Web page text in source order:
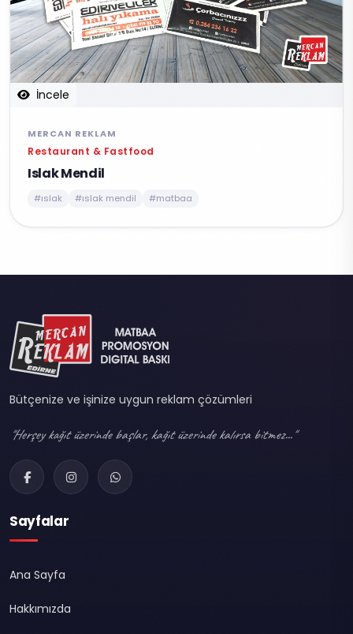
İncele
MERCAN REKLAM
Restaurant & Fastfood
Islak Mendil
#ıslak #ıslak mendil #matbaa
Bütçenize ve işinize uygun reklam çözümleri
"Herşey kağıt üzerinde başlar, kağıt üzerinde kalırsa bitmez..."
Sayfalar
Ana Sayfa
Hakkımızda